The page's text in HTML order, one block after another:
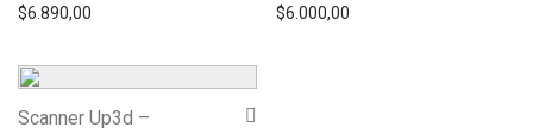
$6.890,00 $6.000,00
Scanner Up3d –